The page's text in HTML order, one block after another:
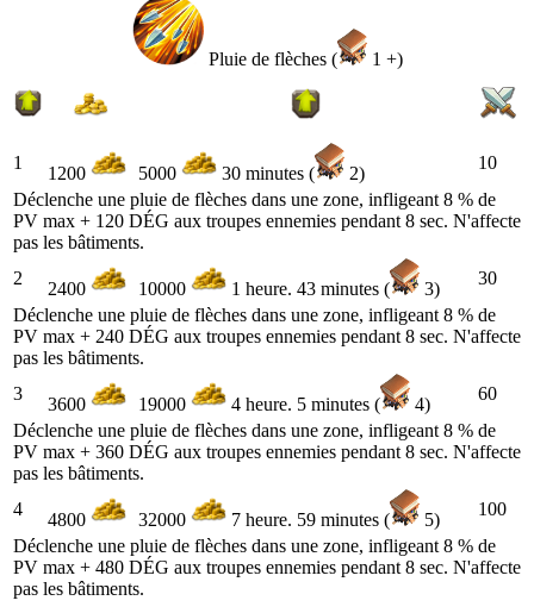
Pluie de flèches ( 1 +)
1
1200 5000 30 minutes ( 2)
10
Déclenche une pluie de flèches dans une zone, infligeant 8 % de
PV max + 120 DÉG aux troupes ennemies pendant 8 sec. N'affecte
pas les bâtiments.
2
2400 10000 1 heure. 43 minutes ( 3)
30
Déclenche une pluie de flèches dans une zone, infligeant 8 % de
PV max + 240 DÉG aux troupes ennemies pendant 8 sec. N'affecte
pas les bâtiments.
3
3600 19000 4 heure. 5 minutes ( 4)
60
Déclenche une pluie de flèches dans une zone, infligeant 8 % de
PV max + 360 DÉG aux troupes ennemies pendant 8 sec. N'affecte
pas les bâtiments.
4
4800 32000 7 heure. 59 minutes ( 5)
100
Déclenche une pluie de flèches dans une zone, infligeant 8 % de
PV max + 480 DÉG aux troupes ennemies pendant 8 sec. N'affecte
pas les bâtiments.